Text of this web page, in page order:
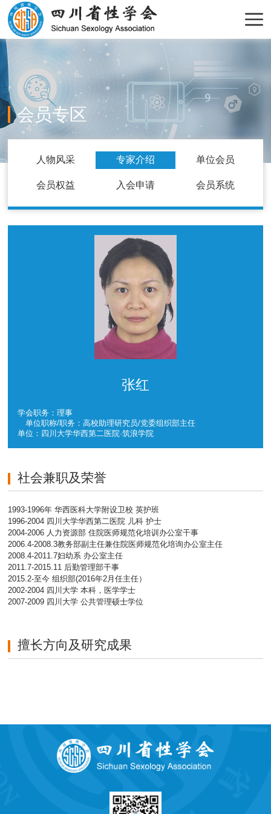
会员专区
人物风采 专家介绍 单位会员
会员权益 入会申请 会员系统
张红
学会职务：理事
单位职称/职务：高校助理研究员/党委组织部主任
单位：四川大学华西第二医院·筑浪学院
社会兼职及荣誉
1993-1996年 华西医科大学附设卫校 英护班
1996-2004 四川大学华西第二医院 儿科 护士
2004-2006 人力资源部 住院医师规范化培训办公室干事
2006.4-2008.3教务部副主任兼住院医师规范化培询办公室主任
2008.4-2011.7妇幼系 办公室主任
2011.7-2015.11 后勤管理部干事
2015.2-至今 组织部(2016年2月任主任）
2002-2004 四川大学 本科，医学学士
2007-2009 四川大学 公共管理硕士学位
擅长方向及研究成果